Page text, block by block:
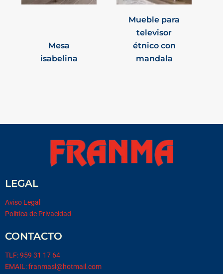
Mesa
isabelina
Mueble para
televisor
étnico con
mandala
LEGAL
Aviso Legal
Politica de Privacidad
CONTACTO
TLF: 959 31 17 64
EMAIL: franmasl@hotmail.com